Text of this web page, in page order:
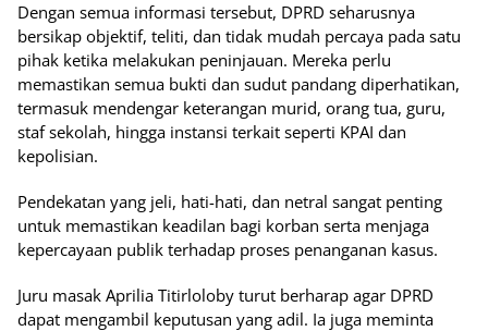
Dengan semua informasi tersebut, DPRD seharusnya
bersikap objektif, teliti, dan tidak mudah percaya pada satu
pihak ketika melakukan peninjauan. Mereka perlu
memastikan semua bukti dan sudut pandang diperhatikan,
termasuk mendengar keterangan murid, orang tua, guru,
staf sekolah, hingga instansi terkait seperti KPAI dan
kepolisian.
Pendekatan yang jeli, hati-hati, dan netral sangat penting
untuk memastikan keadilan bagi korban serta menjaga
kepercayaan publik terhadap proses penanganan kasus.
Juru masak Aprilia Titirloloby turut berharap agar DPRD
dapat mengambil keputusan yang adil. Ia juga meminta